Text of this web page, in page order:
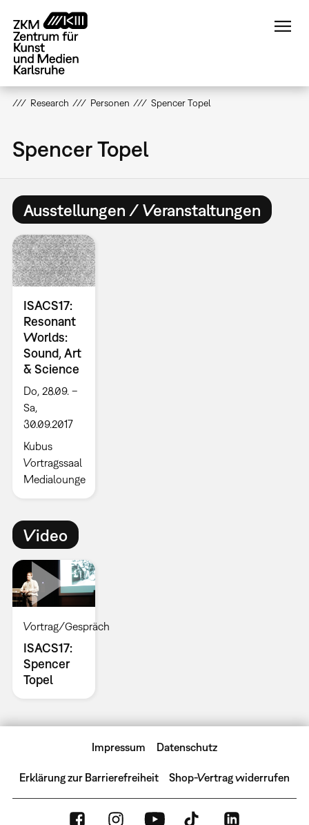
zum
Inhalt
Research Personen Spencer Topel
Spencer Topel
Ausstellungen / Veranstaltungen
ISACS17:
Resonant
Worlds:
Sound, Art
& Science
Do, 28.09. –
Sa,
30.09.2017
Kubus
Vortragssaal
Medialounge
Video
Vortrag/Gespräch
ISACS17:
Spencer
Topel
Impressum Datenschutz
Erklärung zur Barrierefreiheit Shop-Vertrag widerrufen